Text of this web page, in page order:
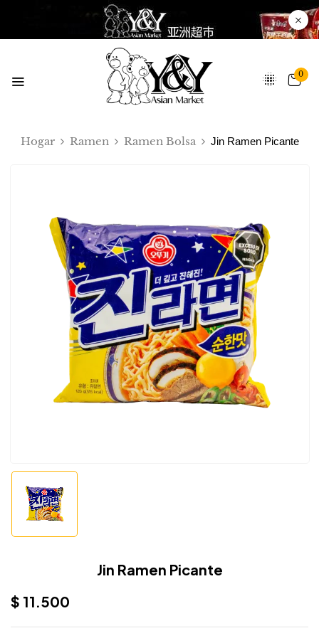
0
Hogar Ramen Ramen Bolsa Jin Ramen Picante
Jin Ramen Picante
$ 11.500